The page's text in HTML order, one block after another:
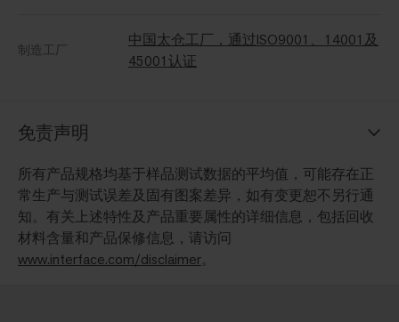
制造工厂
中国太仓工厂，通过ISO9001、14001及
45001认证
免责声明
所有产品规格均基于样品测试数据的平均值，可能存在正
常生产与测试误差及固有图案差异，如有变更恕不另行通
知。有关上述特性及产品重要属性的详细信息，包括回收
材料含量和产品保修信息，请访问
www.interface.com/disclaimer。